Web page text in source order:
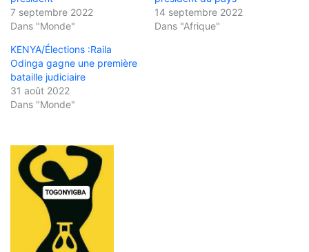
7 septembre 2022
Dans "Monde"
14 septembre 2022
Dans "Afrique"
KENYA/Élections :Raila
Odinga gagne une première
bataille judiciaire
31 août 2022
Dans "Monde"